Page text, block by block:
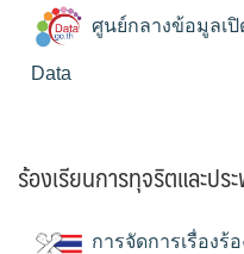
ศูนย์กลางข้อมูลเปิ
Data
ร้องเรียนการทุจริตและป
การจัดการเรื่องร้